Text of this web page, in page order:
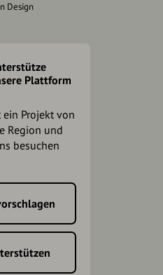
Design
Plattform
ein Projekt von
Region und
besuchen